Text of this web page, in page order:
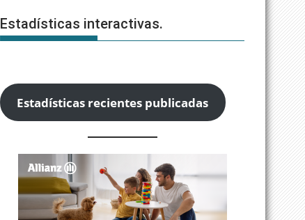
Estadísticas interactivas.
Estadísticas recientes publicadas